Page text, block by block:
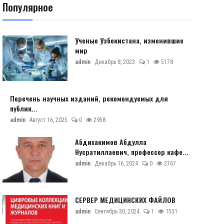
Популярное
Ученые Узбекистана, изменившие
мир
admin Декабрь 8, 2023 1 5178
Перечень научных изданий, рекомендуемых для
публик...
admin Август 16, 2025 0 2958
Абдихакимов Абдулла
Нусратиллаевич, профессор кафе...
admin Декабрь 16, 2024 0 2167
СЕРВЕР МЕДИЦИНСКИХ ФАЙЛОВ
admin Сентябрь 30, 2024 1 1531